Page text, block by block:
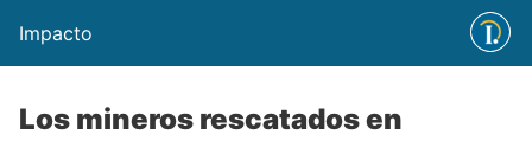
Impacto
Los mineros rescatados en